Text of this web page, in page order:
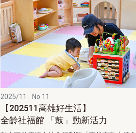
2025/11 No.11
【202511高雄好生活】
全齡社福館 「鼓」動新活力